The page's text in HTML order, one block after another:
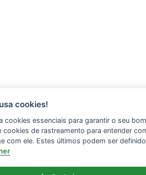
cookies!
cookies essenciais para garantir o seu
cookies de rastreamento para entender
com ele. Estes últimos podem ser